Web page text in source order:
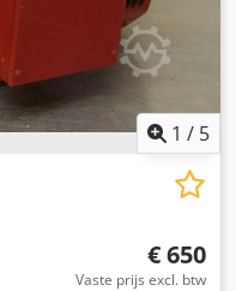
1 / 5
€ 650
Vaste prijs excl. btw